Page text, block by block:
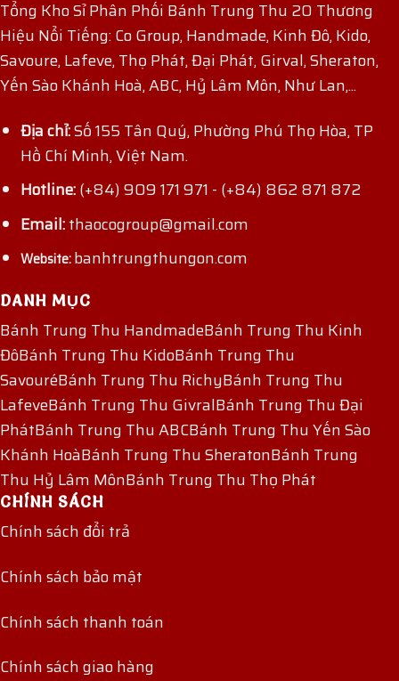
Tổng Kho Sỉ Phân Phối Bánh Trung Thu 20 Thương
Hiệu Nổi Tiếng: Co Group, Handmade, Kinh Đô, Kido,
Savoure, Lafeve, Thọ Phát, Đại Phát, Girval, Sheraton,
Yến Sào Khánh Hoà, ABC, Hỷ Lâm Môn, Như Lan,...
Địa chỉ:Số 155 Tân Quý, Phường Phú Thọ Hòa, TP
Hồ Chí Minh, Việt Nam.
Hotline:(+84) 909 171 971 - (+84) 862 871 872
Email:thaocogroup@gmail.com
Website:banhtrungthungon.com
DANH MỤC
Bánh Trung Thu HandmadeBánh Trung Thu Kinh
ĐôBánh Trung Thu KidoBánh Trung Thu
SavouréBánh Trung Thu RichyBánh Trung Thu
LafeveBánh Trung Thu GivralBánh Trung Thu Đại
PhátBánh Trung Thu ABCBánh Trung Thu Yến Sào
Khánh HoàBánh Trung Thu SheratonBánh Trung
Thu Hỷ Lâm MônBánh Trung Thu Thọ Phát
CHÍNH SÁCH
Chính sách đổi trả
Chính sách bảo mật
Chính sách thanh toán
Chính sách giao hàng